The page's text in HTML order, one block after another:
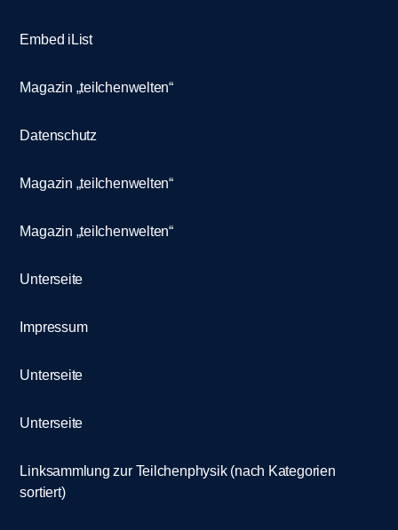
Embed iList
Magazin „teilchenwelten“
Datenschutz
Magazin „teilchenwelten“
Magazin „teilchenwelten“
Unterseite
Impressum
Unterseite
Unterseite
Linksammlung zur Teilchenphysik (nach Kategorien
sortiert)